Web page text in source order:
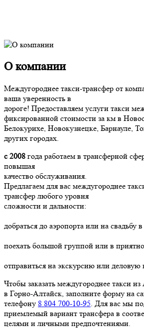
О компании
Междугороднее такси-трансфер от
ваша уверенность в
дороге! Предоставляем услуги такси
фиксированной стоимости за км в
Белокурихе, Новокузнецке, Барнауле,
других городах.
с 2008 года работаем в трансферной
повышая
качество обслуживания.
Предлагаем для вас междугороднее
трансфер любого уровня
сложности и дальности:
добраться до аэропорта или на свадьбу
поехать большой группой или в
отправиться на экскурсию или деловую
Чтобы заказать междугороднее такси
в Горно-Алтайск, заполните форму на
телефону 8 804 700-10-95 . Для вас мы
приемлемый вариант трансфера в
целями и личными предпочтениями.